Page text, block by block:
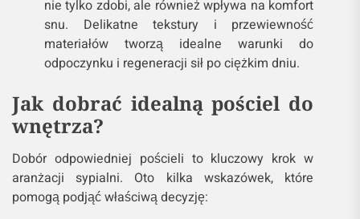
nie tylko zdobi, ale również wpływa na komfort
snu. Delikatne tekstury i przewiewność
materiałów tworzą idealne warunki do
odpoczynku i regeneracji sił po ciężkim dniu.
Jak dobrać idealną pościel do
wnętrza?
Dobór odpowiedniej pościeli to kluczowy krok w
aranżacji sypialni. Oto kilka wskazówek, które
pomogą podjąć właściwą decyzję: